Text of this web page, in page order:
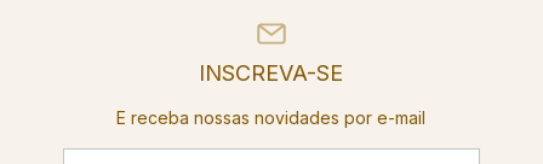
INSCREVA-SE
E receba nossas novidades por e-mail